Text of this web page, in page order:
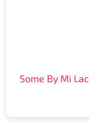
Some By Mi